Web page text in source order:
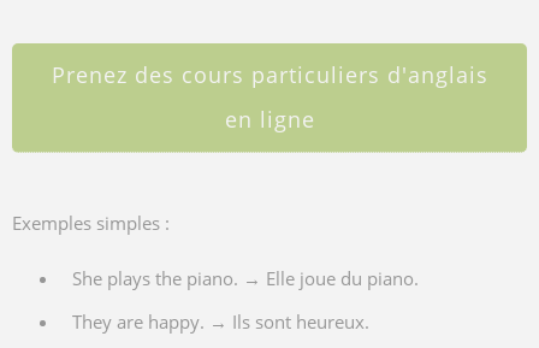
Prenez des cours particuliers d'anglais
en ligne
Exemples simples :
She plays the piano. → Elle joue du piano.
They are happy. → Ils sont heureux.